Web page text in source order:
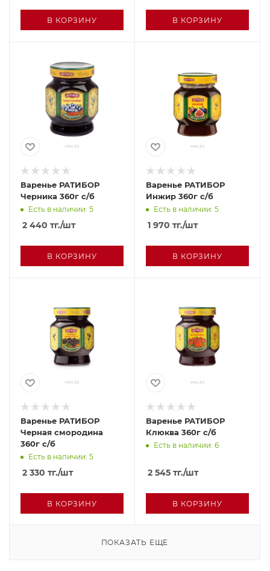
В КОРЗИНУ В КОРЗИНУ
Варенье РАТИБОР
Черника 360г с/б
Есть в наличии: 5
2 440 тг./шт
В КОРЗИНУ
Варенье РАТИБОР
Инжир 360г с/б
Есть в наличии: 5
1 970 тг./шт
В КОРЗИНУ
Варенье РАТИБОР
Черная смородина
360г с/б
Есть в наличии: 5
2 330 тг./шт
В КОРЗИНУ
Варенье РАТИБОР
Клюква 360г с/б
Есть в наличии: 6
2 545 тг./шт
В КОРЗИНУ
ПОКАЗАТЬ ЕЩЕ